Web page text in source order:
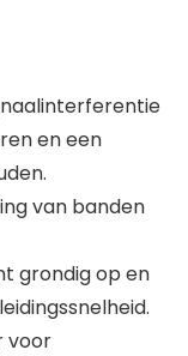
en een
van banden
grondig op en
voor